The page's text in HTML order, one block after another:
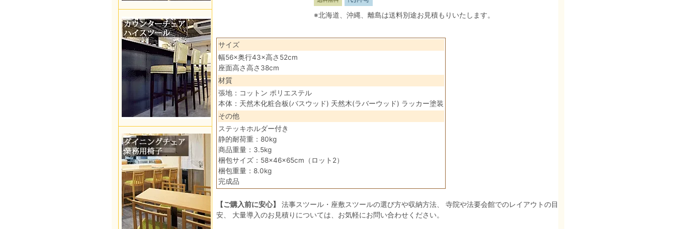
※北海道、沖縄、離島は送料別途お見積もりいたします。
サイズ
幅56×奥行43×高さ52cm
座面高さ高さ38cm
材質
張地：コットン ポリエステル
本体：天然木化粧合板(バスウッド) 天然木(ラバーウッド) ラッカー塗装
その他
ステッキホルダー付き
静的耐荷重：80kg
商品重量：3.5kg
梱包サイズ：58×46×65cm（ロット2）
梱包重量：8.0kg
完成品
【ご購入前に安心】
法事スツール・座敷スツールの選び方や収納方法、 寺院や法要会館でのレイアウトの目
安、 大量導入のお見積りについては、お気軽にお問い合わせください。